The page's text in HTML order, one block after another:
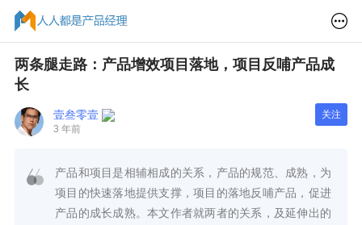
两条腿走路：产品增效项目落地，项目反哺产品成
长
壹叁零壹
3 年前
关注
产品和项目是相辅相成的关系，产品的规范、成熟，为
项目的快速落地提供支撑，项目的落地反哺产品，促进
产品的成长成熟。本文作者就两者的关系，及延伸出的